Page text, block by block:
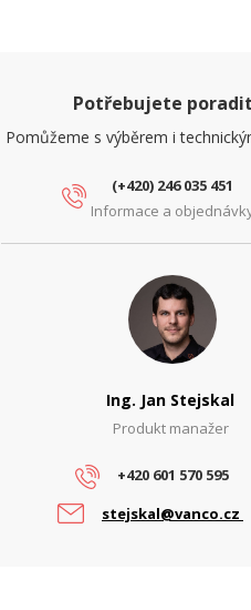
Potřebujete
Pomůžeme s výběrem i
(+420) 246 035 451
Informace a
Ing. Jan Stejskal
Produkt manažer
+420 601 570 595
stejskal@vanco.cz